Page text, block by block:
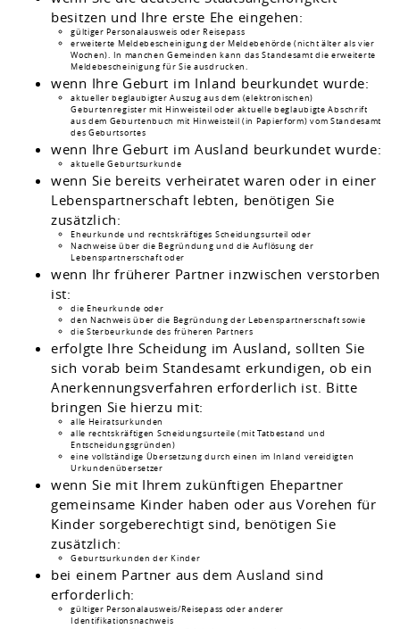
besitzen und Ihre erste Ehe eingehen:
gültiger Personalausweis oder Reisepass
erweiterte Meldebescheinigung der Meldebehörde (nicht älter als vier
Wochen). In manchen Gemeinden kann das Standesamt die erweiterte
Meldebescheinigung für Sie ausdrucken.
wenn Ihre Geburt im Inland beurkundet wurde:
aktueller beglaubigter Auszug aus dem (elektronischen)
Geburtenregister mit Hinweisteil oder aktuelle beglaubigte Abschrift
aus dem Geburtenbuch mit Hinweisteil (in Papierform) vom Standesamt
des Geburtsortes
wenn Ihre Geburt im Ausland beurkundet wurde:
​​​​​aktuelle Geburtsurkunde
wenn Sie bereits verheiratet waren oder in einer
Lebenspartnerschaft lebten, benötigen Sie
zusätzlich:
Eheurkunde und rechtskräftiges Scheidungsurteil oder
Nachweise über die Begründung und die Auflösung der
Lebenspartnerschaft oder
wenn Ihr früherer Partner inzwischen verstorben
ist:
die Eheurkunde oder
den Nachweis über die Begründung der Lebenspartnerschaft sowie
die Sterbeurkunde des früheren Partners
erfolgte Ihre Scheidung im Ausland, sollten Sie
sich vorab beim Standesamt erkundigen, ob ein
Anerkennungsverfahren erforderlich ist. Bitte
bringen Sie hierzu mit:
alle Heiratsurkunden
alle rechtskräftigen Scheidungsurteile (mit Tatbestand und
Entscheidungsgründen)
eine vollständige Übersetzung durch einen im Inland vereidigten
Urkundenübersetzer
wenn Sie mit Ihrem zukünftigen Ehepartner
gemeinsame Kinder haben oder aus Vorehen für
Kinder sorgeberechtigt sind, benötigen Sie
zusätzlich:
​​​​​​​Geburtsurkunden der Kinder
bei einem Partner aus dem Ausland sind
erforderlich:
​​​​​​gültiger Personalausweis/Reisepass oder anderer
Identifikationsnachweis